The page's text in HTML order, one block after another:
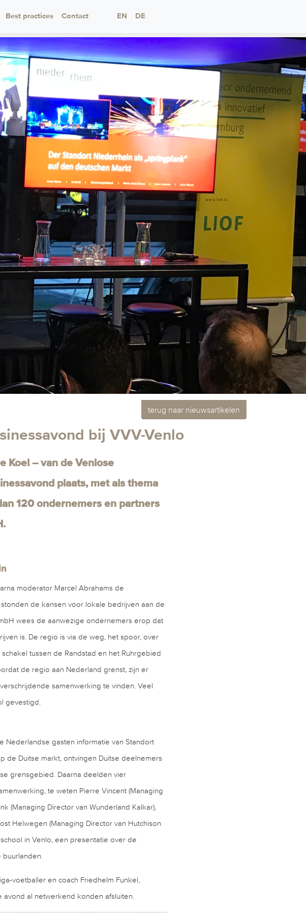
Best practices Contact EN DE
terug naar nieuwsartikelen
bij VVV-Venlo
Koel – van de Venlose
plaats, met als thema
120 ondernemers en partners
moderator Marcel Abrahams de
de kansen voor lokale bedrijven aan de
wees de aanwezige ondernemers erop dat
is. De regio is via de weg, het spoor, over
tussen de Randstad en het Ruhrgebied
de regio aan Nederland grenst, zijn er
samenwerking te vinden. Veel
gevestigd.
gasten informatie van Standort
de Duitse markt, ontvingen Duitse deelnemers
grensgebied. Daarna deelden vier
te weten Pierre Vincent (Managing
(Managing Director van Wunderland Kalkar),
Helwegen (Managing Director van Hutchison
in Venlo, een presentatie over de
voetballer en coach Friedhelm Funkel,
al netwerkend konden afsluiten.